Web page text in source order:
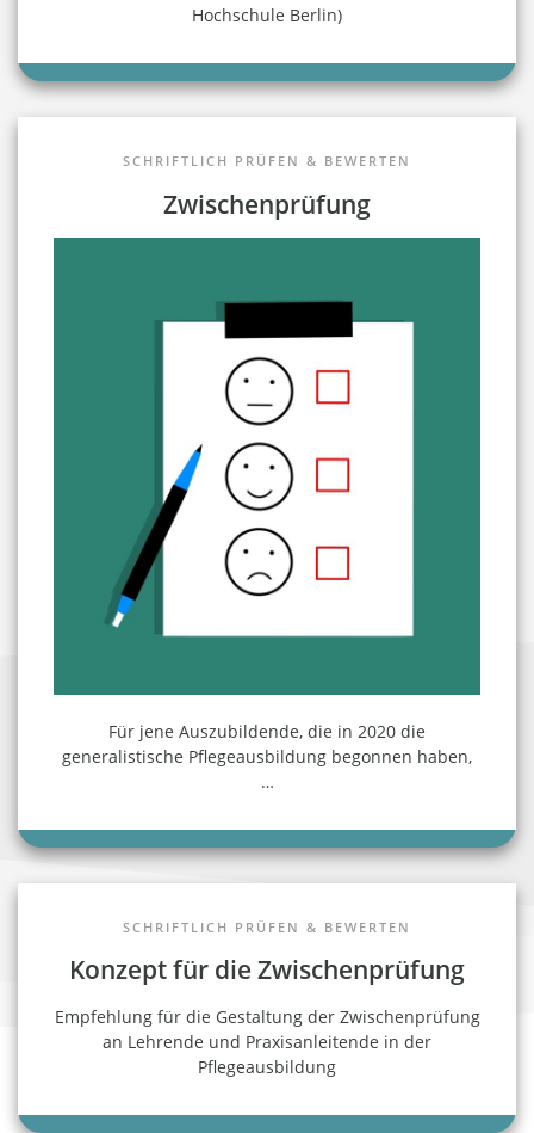
Hochschule Berlin)
SCHRIFTLICH PRÜFEN & BEWERTEN
Zwischenprüfung
Für jene Auszubildende, die in 2020 die
generalistische Pflegeausbildung begonnen haben,
…
SCHRIFTLICH PRÜFEN & BEWERTEN
Konzept für die Zwischenprüfung
Empfehlung für die Gestaltung der Zwischenprüfung
an Lehrende und Praxisanleitende in der
Pflegeausbildung